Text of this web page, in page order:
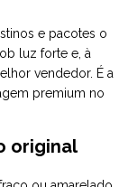
e pacotes o
luz forte e, à
vendedor. É a
premium no
original